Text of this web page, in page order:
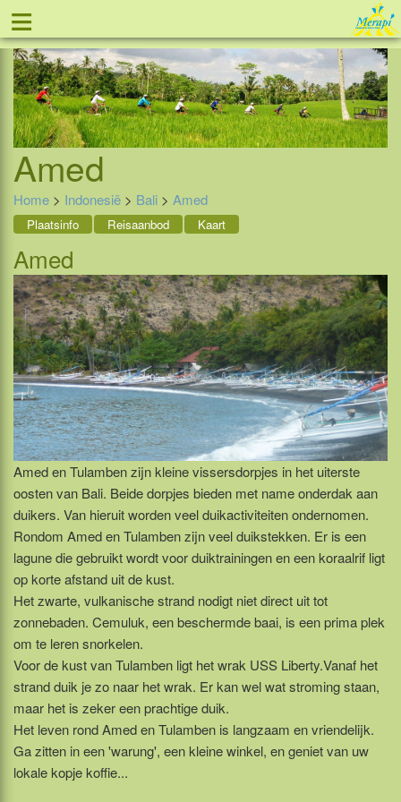
≡ Tel: 088 - 81 11 999
Amed
Home > Indonesië > Bali > Amed
Plaatsinfo Reisaanbod Kaart
Amed
Amed en Tulamben zijn kleine vissersdorpjes in het uiterste
oosten van Bali. Beide dorpjes bieden met name onderdak aan
duikers. Van hieruit worden veel duikactiviteiten ondernomen.
Rondom Amed en Tulamben zijn veel duikstekken. Er is een
lagune die gebruikt wordt voor duiktrainingen en een koraalrif ligt
op korte afstand uit de kust.
Het zwarte, vulkanische strand nodigt niet direct uit tot
zonnebaden. Cemuluk, een beschermde baai, is een prima plek
om te leren snorkelen.
Voor de kust van Tulamben ligt het wrak USS Liberty.Vanaf het
strand duik je zo naar het wrak. Er kan wel wat stroming staan,
maar het is zeker een prachtige duik.
Het leven rond Amed en Tulamben is langzaam en vriendelijk.
Ga zitten in een 'warung', een kleine winkel, en geniet van uw
lokale kopje koffie...